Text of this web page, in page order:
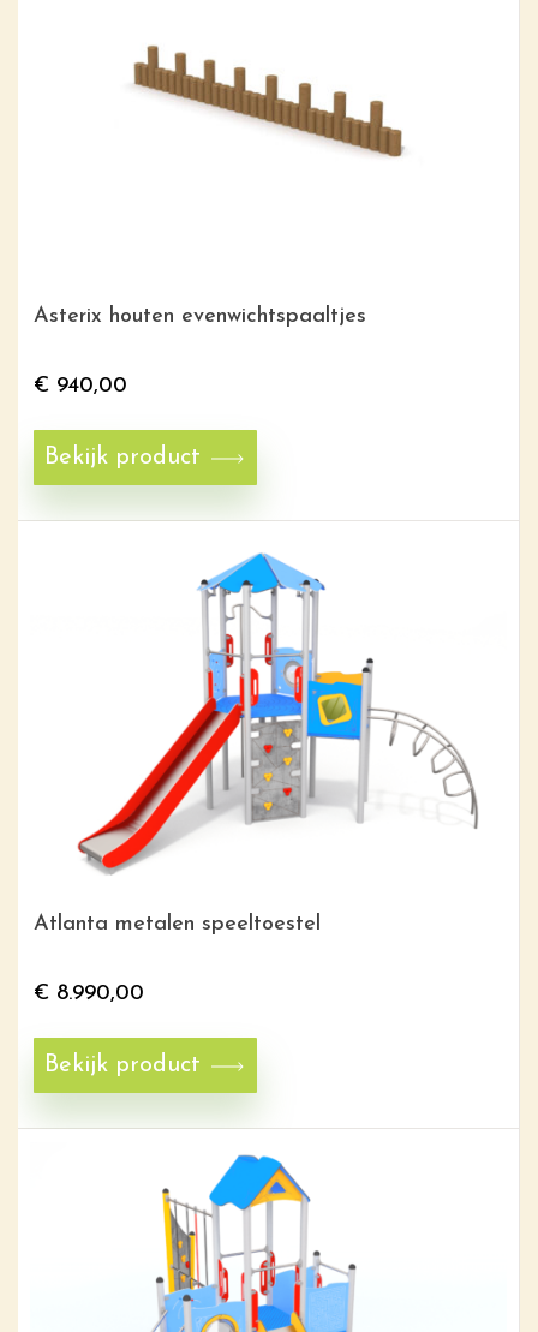
Asterix houten evenwichtspaaltjes
€ 940,00
Bekijk product
Atlanta metalen speeltoestel
€ 8.990,00
Bekijk product